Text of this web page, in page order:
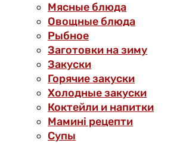
Мясные блюда
Овощные блюда
Рыбное
Заготовки на зиму
Закуски
Горячие закуски
Холодные закуски
Коктейли и напитки
Мамині рецепти
Супы